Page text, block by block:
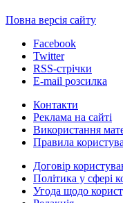
Повна версія сайту
Facebook
Twitter
RSS-стрічки
E-mail розсилка
Контакти
Реклама на сайті
Використання
Правила
Договір
Політика у сфері
Угода щодо